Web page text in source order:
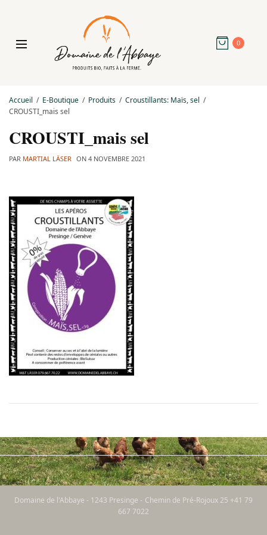
0
Accueil E-Boutique Produits
Croustillants: Maïs, sel
CROUSTI_mais sel
CROUSTI_mais sel
PAR MARTIAL LÄSER ON 4 NOVEMBRE 2021
Domaine de l'Abbaye - 1243 Presinge - Chemin de Pré-Rojoux 25 +41 79
667 7022